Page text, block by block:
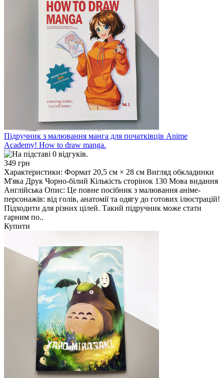
Підручник з малювання манга для початківців Anime
Academy! How to draw manga.
349 грн
Характеристики: Формат 20,5 см × 28 см Вигляд обкладинки
М'яка Друк Чорно-білий Кількість сторінок 130 Мова видання
Англійська Опис: Це повне посібник з малювання аніме-
персонажів: від голів, анатомії та одягу до готових ілюстрацій!
Підходити для різних цілей. Такий підручник може стати
гарним по..
Купити